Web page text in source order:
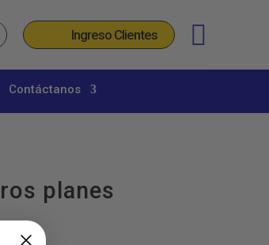
Ingreso Clientes
Contáctanos
planes